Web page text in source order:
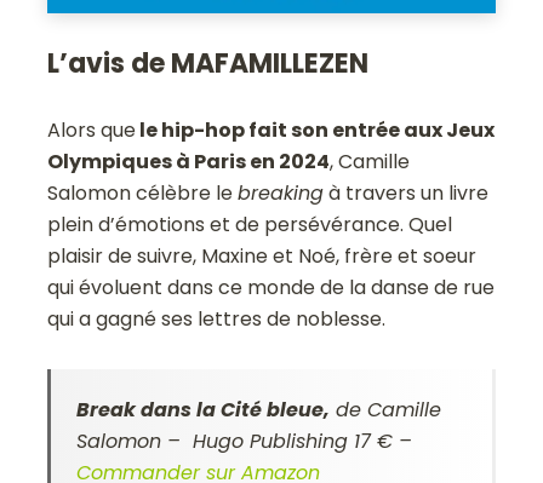
L’avis de MAFAMILLEZEN
Alors quele hip-hop fait son entrée aux Jeux
Olympiques à Paris en 2024, Camille
Salomon célèbre lebreakingà travers un livre
plein d’émotions et de persévérance. Quel
plaisir de suivre, Maxine et Noé, frère et soeur
qui évoluent dans ce monde de la danse de rue
qui a gagné ses lettres de noblesse.
Break dans la Cité bleue, de Camille
Salomon – Hugo Publishing 17 € –
Commander sur Amazon